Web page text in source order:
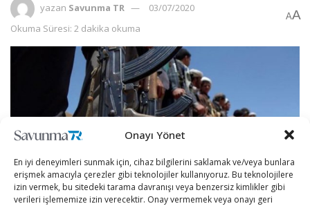
Onayı Yönet
En iyi deneyimleri sunmak için, cihaz bilgilerini saklamak ve/veya bunlara
erişmek amacıyla çerezler gibi teknolojiler kullanıyoruz. Bu teknolojilere
izin vermek, bu sitedeki tarama davranışı veya benzersiz kimlikler gibi
verileri işlememize izin verecektir. Onay vermemek veya onayı geri
yazan Savunma TR
03/07/2020
Okuma Süresi: 2 dakika okuma
AA